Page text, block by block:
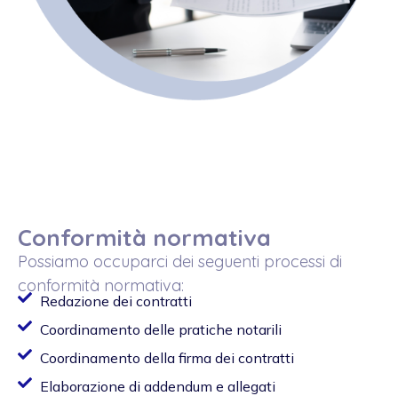
Conformità normativa
Possiamo occuparci dei seguenti processi di
conformità normativa:
Redazione dei contratti
Coordinamento delle pratiche notarili
Coordinamento della firma dei contratti
Elaborazione di addendum e allegati